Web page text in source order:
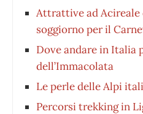
Attrattive ad
soggiorno per il
Dove andare in Italia
dell’Immacolata
Le perle delle Alpi
Percorsi trekking in